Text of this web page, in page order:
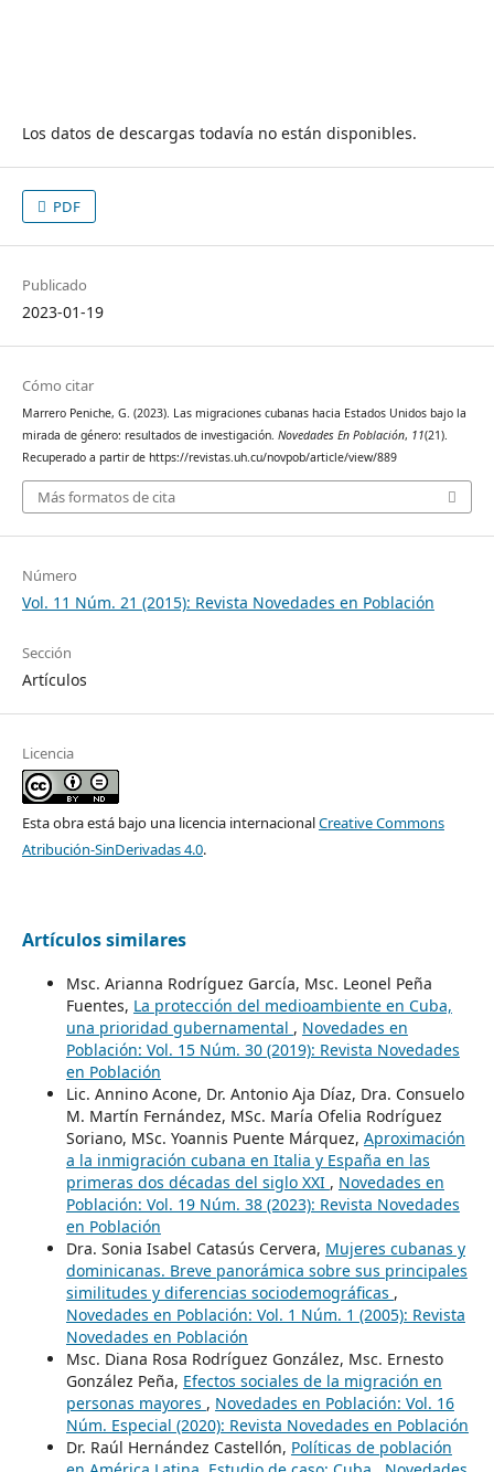
Los datos de descargas todavía no están disponibles.
PDF
Publicado
2023-01-19
Cómo citar
Marrero Peniche, G. (2023). Las migraciones cubanas hacia Estados Unidos bajo la
mirada de género: resultados de investigación. Novedades En Población, 11(21).
Recuperado a partir de https://revistas.uh.cu/novpob/article/view/889
Más formatos de cita
Número
Vol. 11 Núm. 21 (2015): Revista Novedades en Población
Sección
Artículos
Licencia
Esta obra está bajo una licencia internacionalCreative Commons
Atribución-SinDerivadas 4.0.
Artículos similares
Msc. Arianna Rodríguez García, Msc. Leonel Peña
Fuentes, La protección del medioambiente en Cuba,
una prioridad gubernamental , Novedades en
Población: Vol. 15 Núm. 30 (2019): Revista Novedades
en Población
Lic. Annino Acone, Dr. Antonio Aja Díaz, Dra. Consuelo
M. Martín Fernández, MSc. María Ofelia Rodríguez
Soriano, MSc. Yoannis Puente Márquez, Aproximación
a la inmigración cubana en Italia y España en las
primeras dos décadas del siglo XXI , Novedades en
Población: Vol. 19 Núm. 38 (2023): Revista Novedades
en Población
Dra. Sonia Isabel Catasús Cervera, Mujeres cubanas y
dominicanas. Breve panorámica sobre sus principales
similitudes y diferencias sociodemográficas ,
Novedades en Población: Vol. 1 Núm. 1 (2005): Revista
Novedades en Población
Msc. Diana Rosa Rodríguez González, Msc. Ernesto
González Peña, Efectos sociales de la migración en
personas mayores , Novedades en Población: Vol. 16
Núm. Especial (2020): Revista Novedades en Población
Dr. Raúl Hernández Castellón, Políticas de población